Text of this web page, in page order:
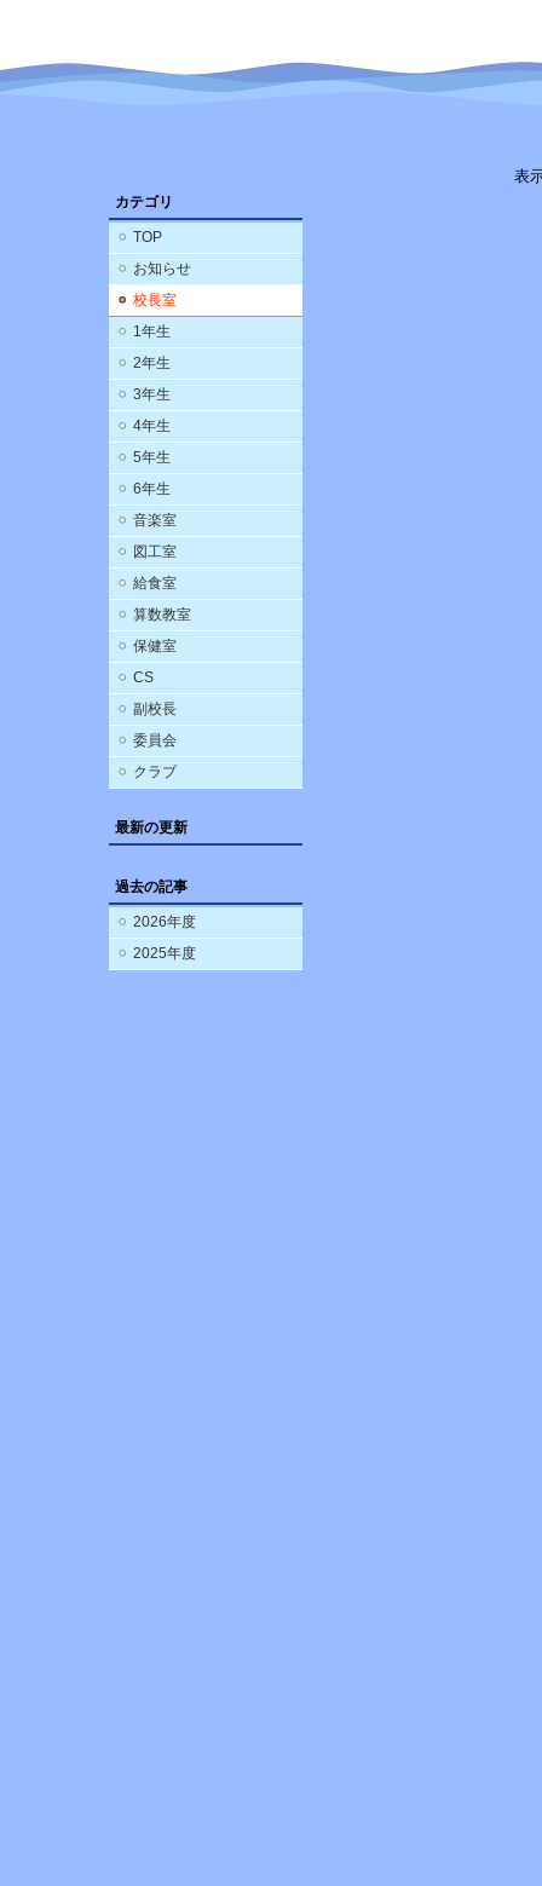
カテゴリ
TOP
お知らせ
校長室
1年生
2年生
3年生
4年生
5年生
6年生
音楽室
図工室
給食室
算数教室
保健室
CS
副校長
委員会
クラブ
最新の更新
過去の記事
2026年度
2025年度
表